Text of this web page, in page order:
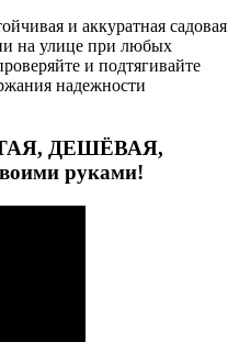
и аккуратная садовая
на улице при любых
и подтягивайте
надежности
ДЕШЁВАЯ,
руками!